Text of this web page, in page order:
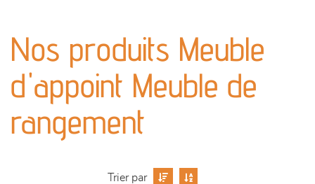
séjours
meubles de complément
chambres et dressing
Nos produits Meuble
d'appoint Meuble de
rangement
Trier par